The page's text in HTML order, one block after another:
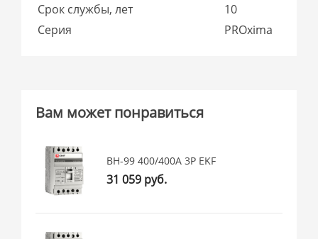
Срок службы, лет
10
Серия
PROxima
Вам может понравиться
ВН-99 400/400А 3P EKF
31 059 руб.